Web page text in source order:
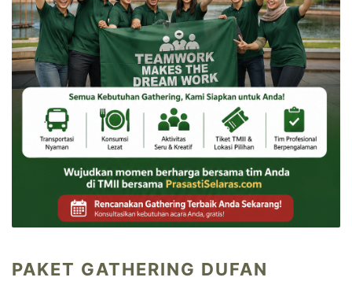
PAKET GATHERING DUFAN